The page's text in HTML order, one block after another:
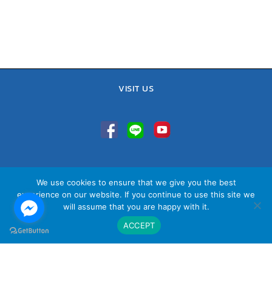
VISIT US
Sales Team : 084-085-6324
Email : contact@vithita.com
นโยบายทางธุรกิจ
We use cookies to ensure that we give you the best
experience on our website. If you continue to use this site we
will assume that you are happy with it.
ACCEPT